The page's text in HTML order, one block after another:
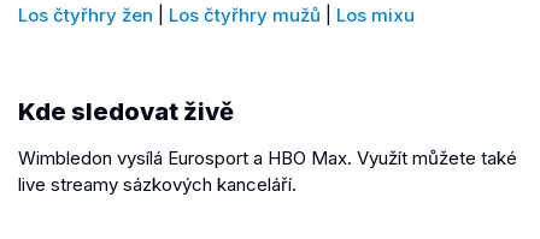
Los čtyřhry žen
Los čtyřhry mužů Los mixu
Kde sledovat živě
Wimbledon vysílá Eurosport a HBO Max. Využít můžete také
live streamy sázkových kanceláří.